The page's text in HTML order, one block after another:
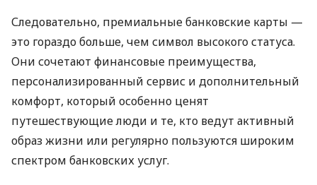
Следовательно, премиальные банковские карты —
это гораздо больше, чем символ высокого статуса.
Они сочетают финансовые преимущества,
персонализированный сервис и дополнительный
комфорт, который особенно ценят
путешествующие люди и те, кто ведут активный
образ жизни или регулярно пользуются широким
спектром банковских услуг.